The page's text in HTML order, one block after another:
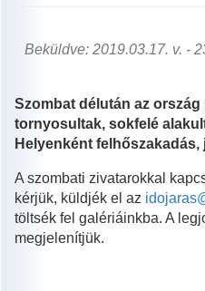
Beküldve: 2019.03.17. v. -
Szombat délután az
tornyosultak, sokfelé
Helyenként
A szombati zivatarokkal
kérjük, küldjék el az
töltsék fel galériáinkba. A
megjelenítjük.